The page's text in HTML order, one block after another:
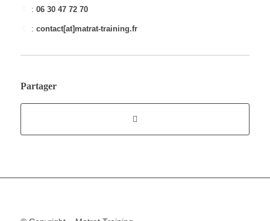
:06 30 47 72 70
:contact[at]matrat-training.fr
Partager